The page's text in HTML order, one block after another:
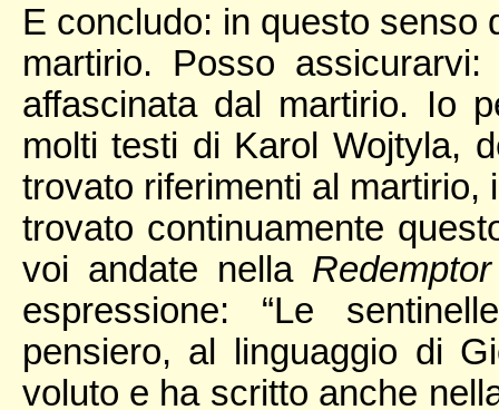
E concludo: in questo senso
martirio. Posso
affascinata dal martirio. Io
molti testi di Karol Wojtyla,
trovato riferimenti al martirio,
trovato continuamente
voi andate nella
espressione: “Le
pensiero, al linguaggio di
voluto e ha scritto anche